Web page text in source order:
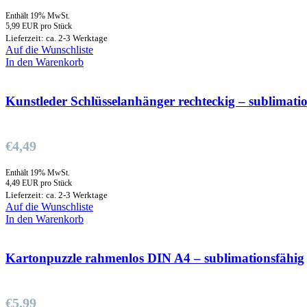
Enthält 19% MwSt.
5,99 EUR pro Stück
Lieferzeit: ca. 2-3 Werktage
Auf die Wunschliste
In den Warenkorb
Kunstleder Schlüsselanhänger rechteckig –
€4,49
Enthält 19% MwSt.
4,49 EUR pro Stück
Lieferzeit: ca. 2-3 Werktage
Auf die Wunschliste
In den Warenkorb
Kartonpuzzle rahmenlos DIN A4 – sublimationsfähig
€5,99